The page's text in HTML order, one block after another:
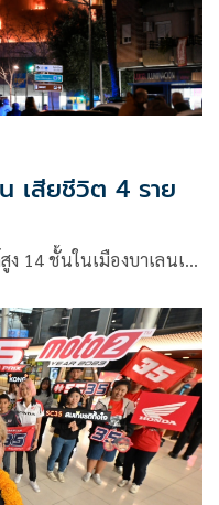
เสียชีวิต 4 ราย
14 ชั้นในเมืองบาเลนเ…